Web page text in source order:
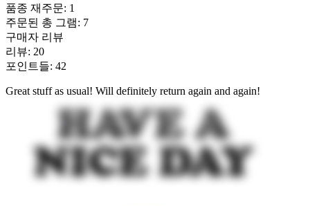
품종 재주문: 1
주문된 총 그램: 7
구매자 리뷰
리뷰: 20
포인트들: 42
Great stuff as usual! Will definitely return again and again!